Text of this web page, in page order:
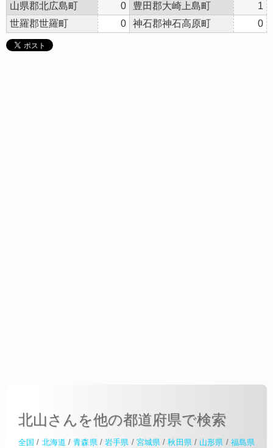
山県郡北広島町 0 豊田郡大崎上島町
1
世羅郡世羅町
0 神石郡神石高原町 0
北山さんを他の都道府県で検索
全国 / 北海道 /青森県/ 岩手県 / 宮城県 /秋田県/ 山形県 / 福島県